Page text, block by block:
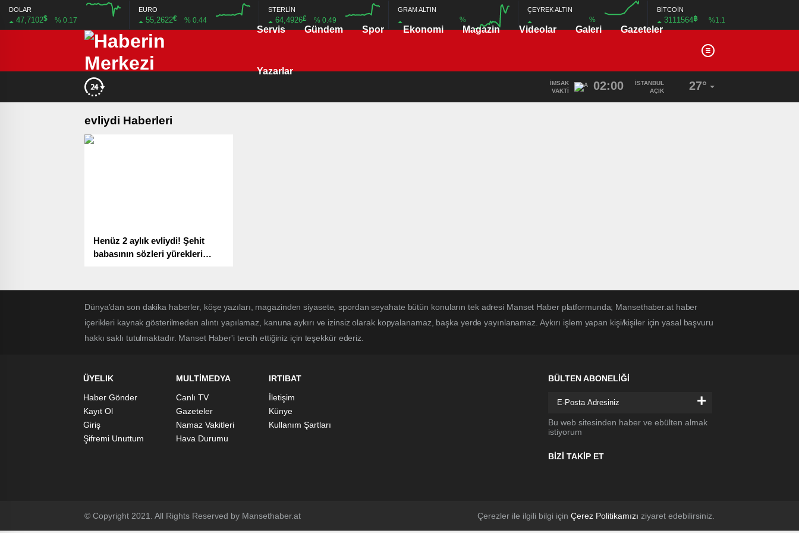
DOLAR
47,7102$ % 0.17
12:00
EURO
55,2622€ % 0.44
STERLİN
64,4926£ % 0.49
GRAM ALTIN
%
ÇEYREK ALTIN
%
BİTCOİN
3111564฿ %1.1
Servis Gündem Spor Ekonomi Magazin Videolar Galeri Gazeteler
Yazarlar
İMSAK
VAKTI
02:00
İSTANBUL
AÇIK
27°
evliydi Haberleri
Henüz 2 aylık evliydi! Şehit
babasının sözleri yürekleri
Dünya’dan son dakika haberler, köşe yazıları, magazinden siyasete, spordan seyahate bütün konuların tek adresi Manset Haber platformunda; Mansethaber.at haber
içerikleri kaynak gösterilmeden alıntı yapılamaz, kanuna aykırı ve izinsiz olarak kopyalanamaz, başka yerde yayınlanamaz. Aykırı işlem yapan kişi/kişiler için yasal başvuru
hakkı saklı tutulmaktadır. Manset Haber'i tercih ettiğiniz için teşekkür ederiz.
ÜYELIK
Haber Gönder
Kayıt Ol
Giriş
Şifremi Unuttum
MULTİMEDYA
Canlı TV
Gazeteler
Namaz Vakitleri
Hava Durumu
IRTIBAT
İletişim
Künye
Kullanım Şartları
BÜLTEN ABONELİĞİ
+
Bu web sitesinden haber ve ebülten almak
istiyorum
BİZİ TAKİP ET
© Copyright 2021. All Rights Reserved by Mansethaber.at Çerezler ile ilgili bilgi için Çerez Politikamızı ziyaret edebilirsiniz.